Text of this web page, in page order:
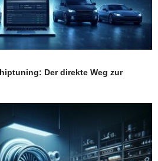
Der direkte Weg zur